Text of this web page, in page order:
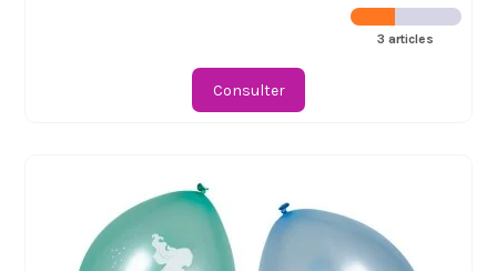
3 articles
Consulter